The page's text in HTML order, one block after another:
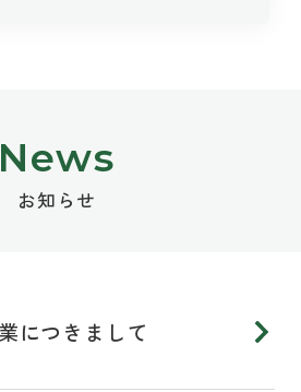
お知らせ
News
につきまして